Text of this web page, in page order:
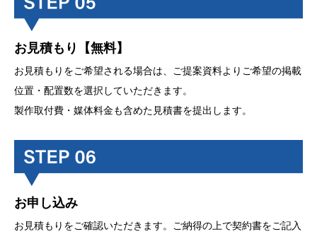
お見積もり【無料】
お見積もりをご希望される場合は、ご提案資料よりご希望の掲載
位置・配置数を選択していただきます。
製作取付費・媒体料金も含めた見積書を提出します。
お申し込み
お見積もりをご確認いただきます。ご納得の上で契約書をご記入